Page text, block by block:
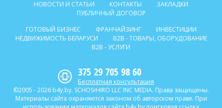
НОВОСТИ И СТАТЬИ КОНТАКТЫ
ЗАКЛАДКИ
ПУБЛИЧНЫЙ ДОГОВОР
ГОТОВЫЙ БИЗНЕС
ФРАНЧАЙЗИНГ
ИНВЕСТИЦИИ
НЕДВИЖИМОСТЬ БЕЛАРУСИ
B2B - ТОВАРЫ, ОБОРУДОВАНИЕ
B2B - УСЛУГИ
375 29 705 98 60
Бесплатная консультация
©2005 - 2026 b4y.by. SCHOSᶳHIRO LLC INC MEDIA. Права защищены.
Материалы сайта охраняются законом об авторском праве. При